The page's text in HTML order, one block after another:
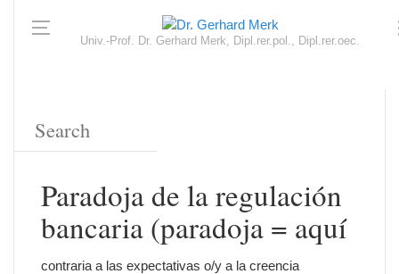
Univ.-Prof. Dr. Gerhard Merk, Dipl.rer.pol., Dipl.rer.oec.
Paradoja de la regulación
bancaria (paradoja = aquí
contraria a las expectativas o/y a la creencia